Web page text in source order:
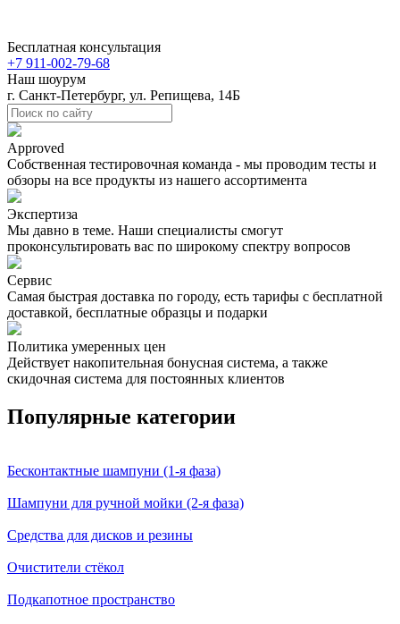
Бесплатная консультация
+7 911-002-79-68
Наш шоурум
г. Санкт-Петербург, ул. Репищева, 14Б
Approved
Собственная тестировочная команда - мы проводим тесты и
обзоры на все продукты из нашего ассортимента
Экспертиза
Мы давно в теме. Наши специалисты смогут
проконсультировать вас по широкому спектру вопросов
Сервис
Самая быстрая доставка по городу, есть тарифы с бесплатной
доставкой, бесплатные образцы и подарки
Политика умеренных цен
Действует накопительная бонусная система, а также
скидочная система для постоянных клиентов
Популярные категории
Бесконтактные шампуни (1-я фаза)
Шампуни для ручной мойки (2-я фаза)
Средства для дисков и резины
Очистители стёкол
Подкапотное пространство